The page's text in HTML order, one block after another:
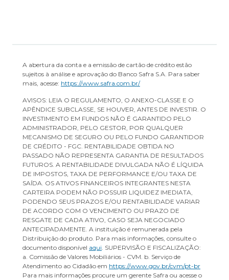
A abertura da conta e a emissão de cartão de crédito estão
sujeitos à análise e aprovação do Banco Safra S.A. Para saber
mais, acesse: https://www.safra.com.br/
AVISOS: LEIA O REGULAMENTO, O ANEXO-CLASSE E O
APÊNDICE SUBCLASSE, SE HOUVER, ANTES DE INVESTIR. O
INVESTIMENTO EM FUNDOS NÃO É GARANTIDO PELO
ADMINISTRADOR, PELO GESTOR, POR QUALQUER
MECANISMO DE SEGURO OU PELO FUNDO GARANTIDOR
DE CRÉDITO - FGC. RENTABILIDADE OBTIDA NO
PASSADO NÃO REPRESENTA GARANTIA DE RESULTADOS
FUTUROS. A RENTABILIDADE DIVULGADA NÃO É LÍQUIDA
DE IMPOSTOS, TAXA DE PERFORMANCE E/OU TAXA DE
SAÍDA. OS ATIVOS FINANCEIROS INTEGRANTES NESTA
CARTEIRA PODEM NÃO POSSUIR LIQUIDEZ IMEDIATA,
PODENDO SEUS PRAZOS E/OU RENTABILIDADE VARIAR
DE ACORDO COM O VENCIMENTO OU PRAZO DE
RESGATE DE CADA ATIVO, CASO SEJA NEGOCIADO
ANTECIPADAMENTE. A instituição é remunerada pela
Distribuição do produto. Para mais informações, consulte o
documento disponível aqui. SUPERVISÃO E FISCALIZAÇÃO:
a. Comissão de Valores Mobiliários - CVM. b. Serviço de
Atendimento ao Cidadão em https://www.gov.br/cvm/pt-br
Para mais informações procure um gerente Safra ou acesse o